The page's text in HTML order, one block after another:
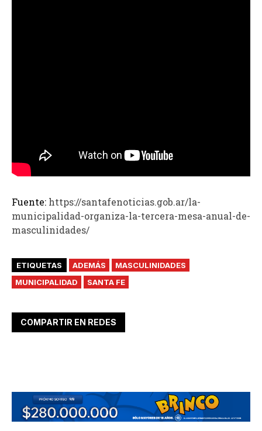
Fuente: https://santafenoticias.gob.ar/la-
municipalidad-organiza-la-tercera-mesa-anual-de-
masculinidades/
ETIQUETAS ADEMÁS
MASCULINIDADES
MUNICIPALIDAD
SANTA FE
COMPARTIR EN REDES